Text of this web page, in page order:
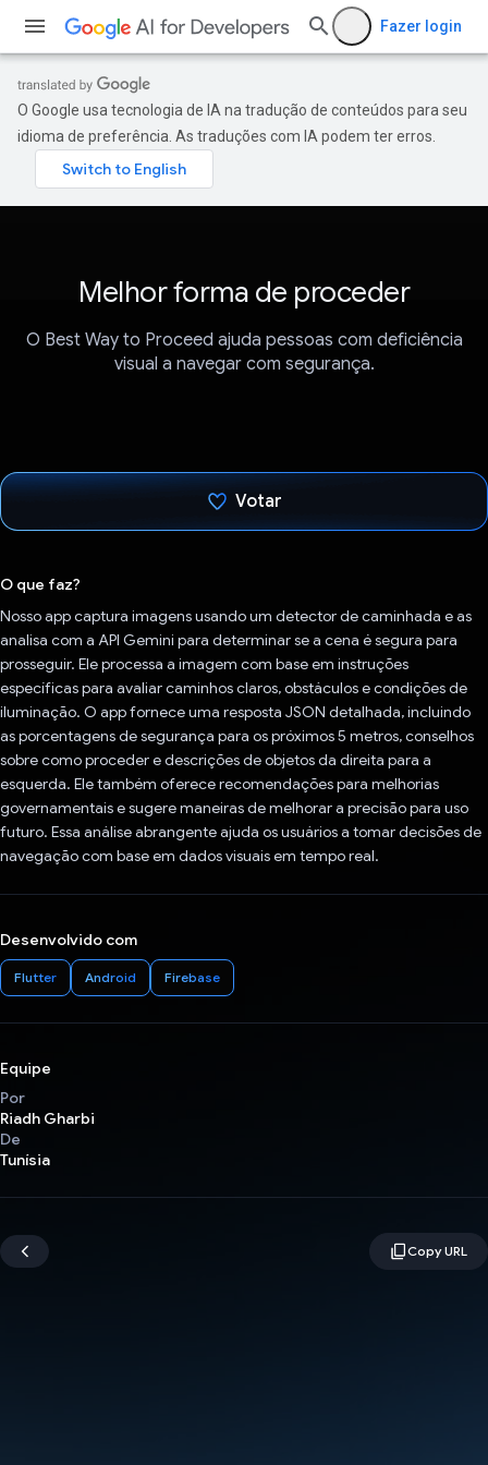
Fazer login
O Google usa tecnologia de IA na tradução de conteúdos para seu
idioma de preferência. As traduções com IA podem ter erros.
Melhor forma de proceder
O Best Way to Proceed ajuda pessoas com deficiência
visual a navegar com segurança.
Votar
O que faz?
Nosso app captura imagens usando um detector de caminhada e as
analisa com a API Gemini para determinar se a cena é segura para
prosseguir. Ele processa a imagem com base em instruções
específicas para avaliar caminhos claros, obstáculos e condições de
iluminação. O app fornece uma resposta JSON detalhada, incluindo
as porcentagens de segurança para os próximos 5 metros, conselhos
sobre como proceder e descrições de objetos da direita para a
esquerda. Ele também oferece recomendações para melhorias
governamentais e sugere maneiras de melhorar a precisão para uso
futuro. Essa análise abrangente ajuda os usuários a tomar decisões de
navegação com base em dados visuais em tempo real.
Desenvolvido com
Flutter Android Firebase
Equipe
Por
Riadh Gharbi
De
Tunísia